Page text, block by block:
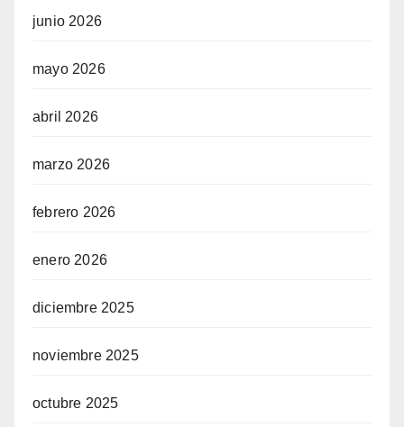
junio 2026
mayo 2026
abril 2026
marzo 2026
febrero 2026
enero 2026
diciembre 2025
noviembre 2025
octubre 2025